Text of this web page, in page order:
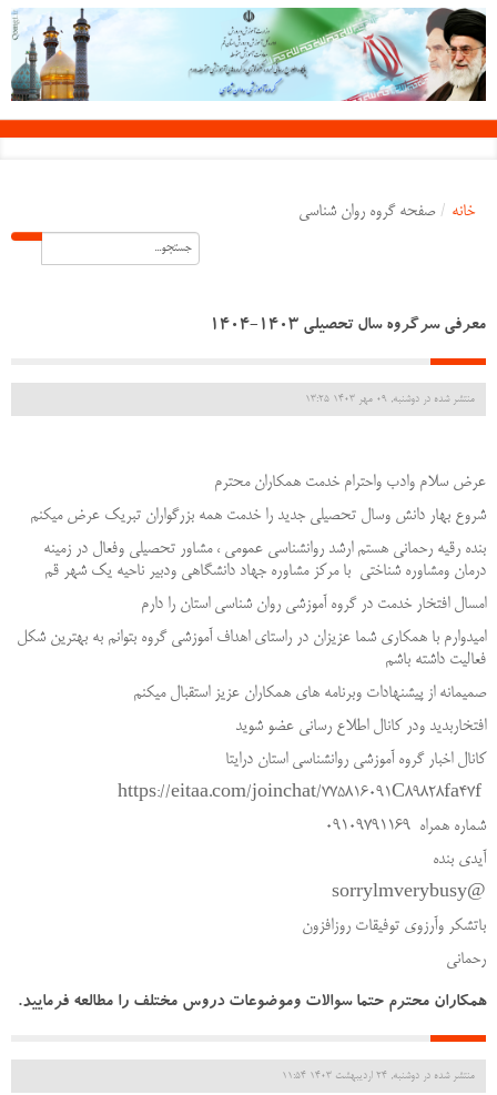
خانه / صفحه گروه روان شناسی
معرفی سرگروه سال تحصیلی 1403-1404
منتشر شده در دوشنبه, 09 مهر 1403 13:25
عرض سلام وادب واحترام خدمت همکاران محترم
شروع بهار دانش وسال تحصیلی جدید را خدمت همه بزرگواران تبریک عرض میکنم
بنده رقیه رحمانی هستم ارشد روانشناسی عمومی ، مشاور تحصیلی وفعال در زمینه
درمان ومشاوره شناختی با مرکز مشاوره جهاد دانشگاهی ودبیر ناحیه یک شهر قم
امسال افتخار خدمت در گروه آموزشی روان شناسی استان را دارم
امیدوارم با همکاری شما عزیزان در راستای اهداف آموزشی گروه بتوانم به بهترین شکل
فعالیت داشته باشم
صمیمانه از پیشنهادات وبرنامه های همکاران عزیز استقبال میکنم
افتخاربدید ودر کانال اطلاع رسانی عضو شوید
کانال اخبار گروه آموزشی روانشناسی استان درایتا
شماره همراه 09109791169
آیدی بنده
@sorrylmverybusy
باتشکر وآرزوی توفیقات روزافزون
رحمانی
همکاران محترم حتما سوالات وموضوعات دروس مختلف را مطالعه فرمایید.
منتشر شده در دوشنبه, 24 ارديبهشت 1403 11:54